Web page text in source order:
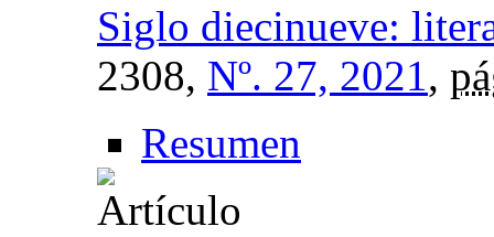
Siglo diecinueve:
2308, Nº. 27, 2021,
Resumen